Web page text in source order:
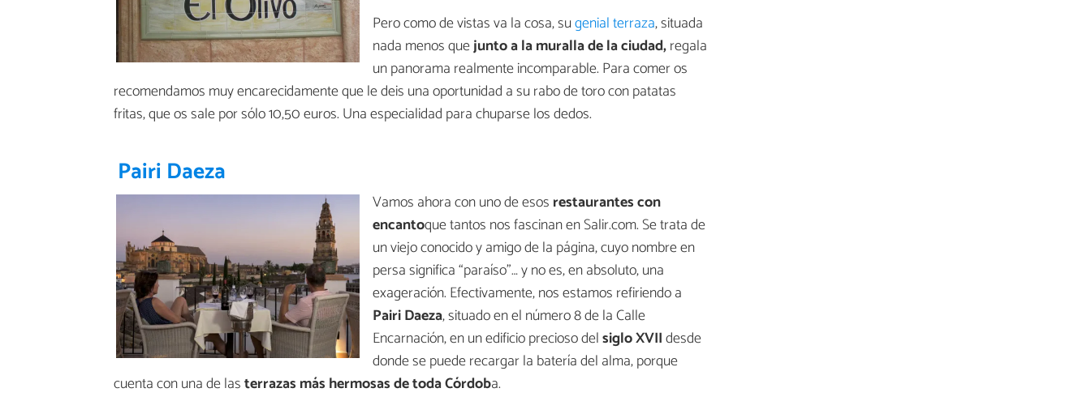
Pero como de vistas va la cosa, sugenial terraza, situada
nada menos quejunto a la muralla de la ciudad,regala
un panorama realmente incomparable. Para comer os
recomendamos muy encarecidamente que le deis una oportunidad a su rabo de toro con patatas
fritas, que os sale por sólo 10,50 euros. Una especialidad para chuparse los dedos.
Pairi Daeza
Vamos ahora con uno de esos restaurantes con
encantoque tantos nos fascinan en Salir.com. Se trata de
un viejo conocido y amigo de la página, cuyo nombre en
persa significa “paraíso”… y no es, en absoluto, una
exageración. Efectivamente, nos estamos refiriendo a
Pairi Daeza, situado en el número 8 de la Calle
Encarnación, en un edificio precioso delsiglo XVIIdesde
donde se puede recargar la batería del alma, porque
cuenta con una de lasterrazas más hermosas de toda Córdoba.